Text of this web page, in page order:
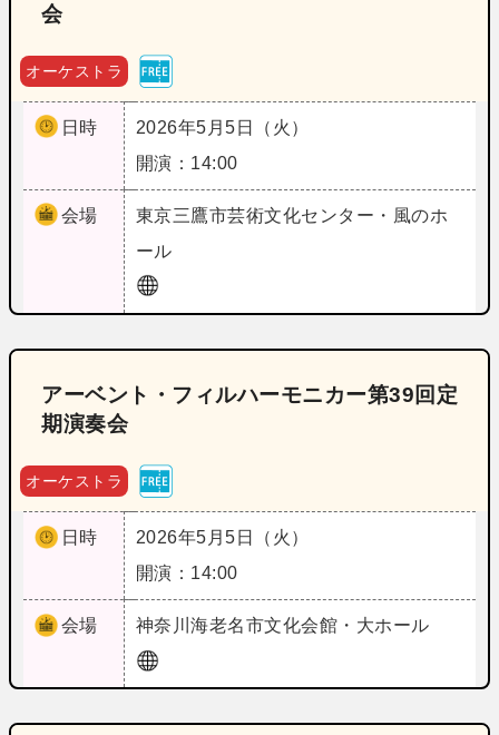
会
オーケストラ
日時
2026年5月5日（火）
開演：14:00
会場 東京三鷹市芸術文化センター・風のホ
ール
アーベント・フィルハーモニカー第39回定
期演奏会
オーケストラ
日時
2026年5月5日（火）
開演：14:00
会場 神奈川海老名市文化会館・大ホール